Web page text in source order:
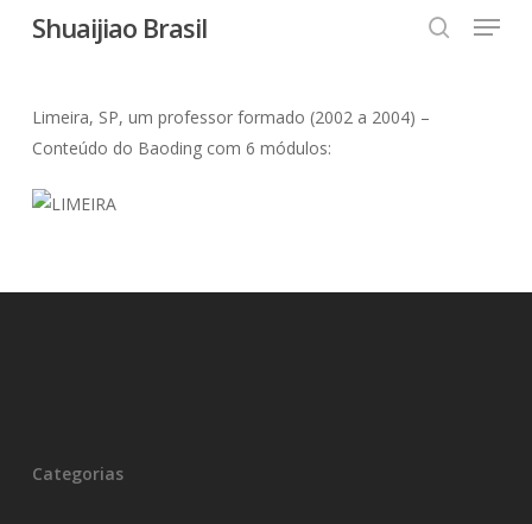
content
Shuaijiao Brasil Menu
Limeira, SP, um professor formado (2002 a 2004) –
Conteúdo do Baoding com 6 módulos:
Categorias